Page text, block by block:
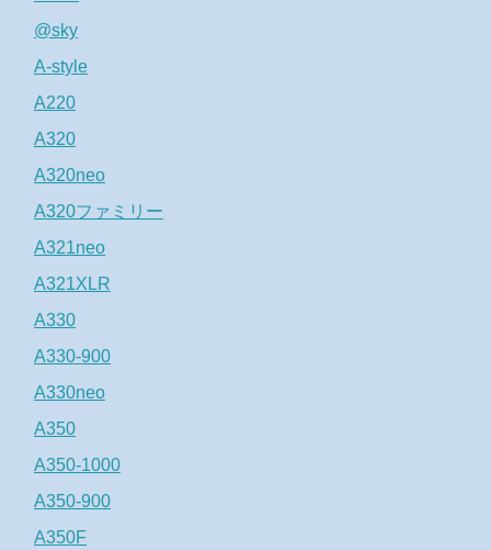
@sky
A-style
A220
A320
A320neo
A320ファミリー
A321neo
A321XLR
A330
A330-900
A330neo
A350
A350-1000
A350-900
A350F